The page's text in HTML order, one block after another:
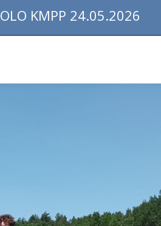
KMPP 24.05.2026